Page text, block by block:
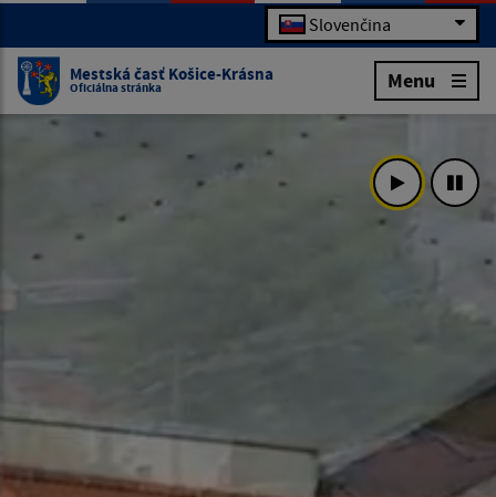
Slovenčina
Mestská časť Košice-Krásna
Oficiálna stránka Menu